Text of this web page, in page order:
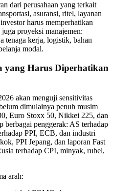
dari perusahaan yang terkait
asuransi, ritel, layanan
harus memperhatikan
proyeksi manajemen:
tenaga kerja, logistik, bahan
modal.
yang Harus Diperhatikan
akan menguji sensitivitas
dimulainya penuh musim
Euro Stoxx 50, Nikkei 225, dan
penggerak: AS terhadap
PPI, ECB, dan industri
PPI Jepang, dan laporan Fast
terhadap CPI, minyak, rubel,
arah: